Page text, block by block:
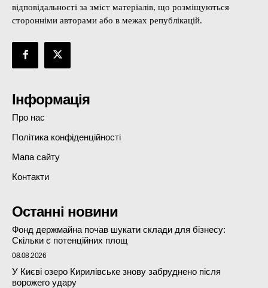
відповідальності за зміст матеріалів, що розміщуються
сторонніми авторами або в межах републікацій.
Інформація
Про нас
Політика конфіденційності
Мапа сайту
Контакти
Останні новини
Фонд держмайна почав шукати склади для бізнесу:
Скільки є потенційних площ
08.08.2026
У Києві озеро Кирилівське знову забруднено після
ворожего удару